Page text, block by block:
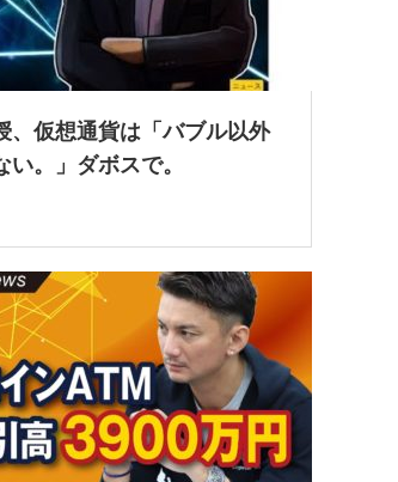
、仮想通貨は「バブル以外
い。」ダボスで。